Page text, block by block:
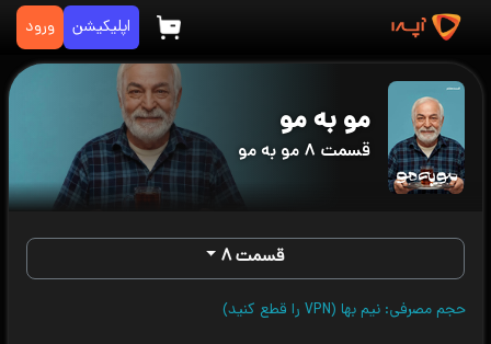
اپلیکیشن ورود
مو به مو
قسمت ۸ مو به مو
قسمت ۸
حجم مصرفی: نیم بها (VPN را قطع کنید)